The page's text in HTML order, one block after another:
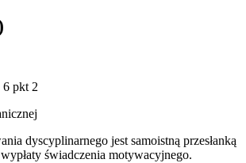
6 pkt 2
dyscyplinarnego jest samoistną przesłanką
świadczenia motywacyjnego.